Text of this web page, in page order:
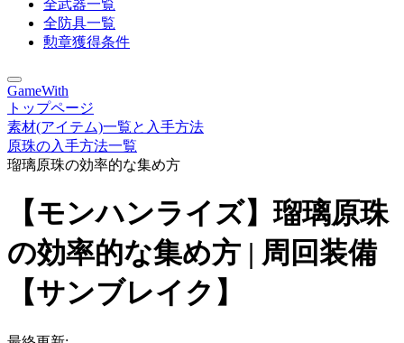
全武器一覧
全防具一覧
勲章獲得条件
GameWith
トップページ
素材(アイテム)一覧と入手方法
原珠の入手方法一覧
瑠璃原珠の効率的な集め方
【モンハンライズ】瑠璃原珠
の効率的な集め方 | 周回装備
【サンブレイク】